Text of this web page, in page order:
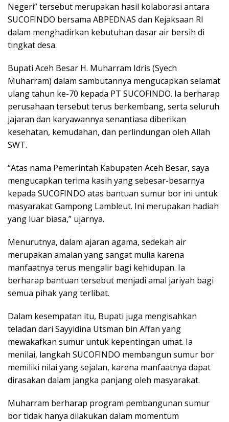
Negeri” tersebut merupakan hasil kolaborasi antara
SUCOFINDO bersama ABPEDNAS dan Kejaksaan RI
dalam menghadirkan kebutuhan dasar air bersih di
tingkat desa.
Bupati Aceh Besar H. Muharram Idris (Syech
Muharram) dalam sambutannya mengucapkan selamat
ulang tahun ke-70 kepada PT SUCOFINDO. Ia berharap
perusahaan tersebut terus berkembang, serta seluruh
jajaran dan karyawannya senantiasa diberikan
kesehatan, kemudahan, dan perlindungan oleh Allah
SWT.
“Atas nama Pemerintah Kabupaten Aceh Besar, saya
mengucapkan terima kasih yang sebesar-besarnya
kepada SUCOFINDO atas bantuan sumur bor ini untuk
masyarakat Gampong Lambleut. Ini merupakan hadiah
yang luar biasa,” ujarnya.
Menurutnya, dalam ajaran agama, sedekah air
merupakan amalan yang sangat mulia karena
manfaatnya terus mengalir bagi kehidupan. Ia
berharap bantuan tersebut menjadi amal jariyah bagi
semua pihak yang terlibat.
Dalam kesempatan itu, Bupati juga mengisahkan
teladan dari Sayyidina Utsman bin Affan yang
mewakafkan sumur untuk kepentingan umat. Ia
menilai, langkah SUCOFINDO membangun sumur bor
memiliki nilai yang sejalan, karena manfaatnya dapat
dirasakan dalam jangka panjang oleh masyarakat.
Muharram berharap program pembangunan sumur
bor tidak hanya dilakukan dalam momentum